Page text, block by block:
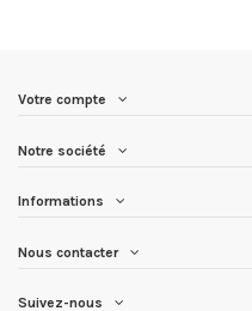
Votre compte
Notre société
Informations
Nous contacter
Suivez-nous